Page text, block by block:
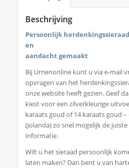
Beschrijving
Persoonlijk
en
aandacht gemaakt
Bij Urnenonline kunt u via e-mail
opvragen van het
onze website heeft gezien. Geef
kiest voor een zilverkleurige
karaats goud of 14 karaats goud
(Jolanda) zo snel mogelijk de juiste
informatie.
Wilt u het sieraad persoonlijk
laten maken? Dan bent u van